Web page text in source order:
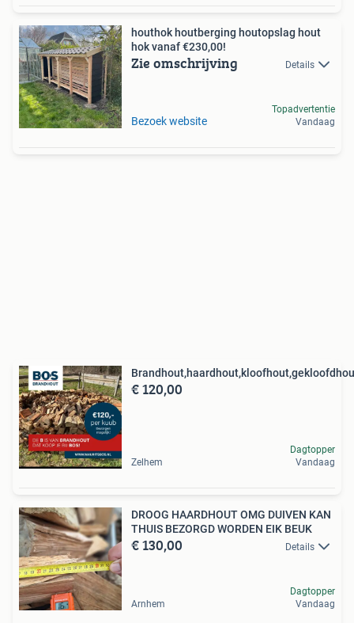
houthok houtberging houtopslag hout
hok vanaf €230,00!
Zie omschrijving Details
Bezoek website
Topadvertentie
Vandaag
€ 120,00
Zelhem
Dagtopper
Vandaag
DROOG HAARDHOUT OMG DUIVEN KAN
THUIS BEZORGD WORDEN EIK BEUK
€ 130,00 Details
Arnhem
Dagtopper
Vandaag